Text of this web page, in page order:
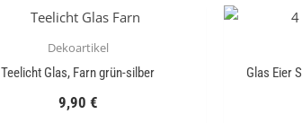
Dekoartikel
Teelicht Glas, Farn grün-silber
9,90 €
Glas Eier